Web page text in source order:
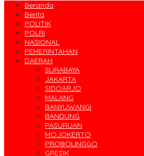
Beranda
Berita
POLITIK
POLRI
NASIONAL
PEMERINTAHAN
DAERAH
SURABAYA
JAKARTA
SIDOARJO
MALANG
BANYUWANGI
BANDUNG
PASURUAN
MOJOKERTO
PROBOLINGGO
GRESIK